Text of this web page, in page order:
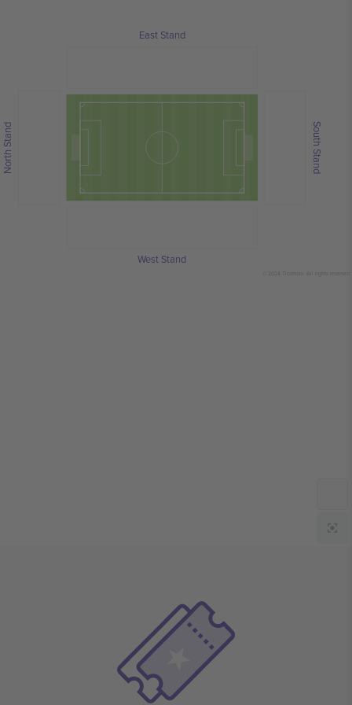
© 2024 Ticombo. All rights reserved
East Stand
South Stand
West Stand
North Stand